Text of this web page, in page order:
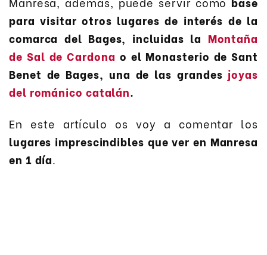
para visitar otros lugares de interés de la
comarca del Bages, incluidas la Montaña
de Sal de Cardona o el Monasterio de Sant
Benet de Bages, una de las grandes joyas
del románico catalán.
En este artículo os voy a comentar los
lugares imprescindibles que ver en Manresa
en 1 día.